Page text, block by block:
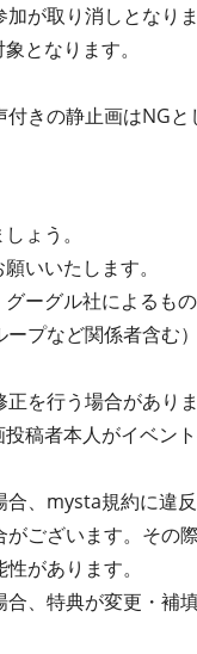
が取り消しとなりま
となります。
きの静止画はNGと
ょう。
いいたします。
ーグル社によるもの
プなど関係者含む
を行う場合がありま
稿者本人がイベン
、mysta規約に違
ございます。その
があります。
、特典が変更・補